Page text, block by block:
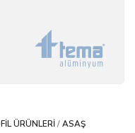
ÜRÜNLERI/ASAŞ